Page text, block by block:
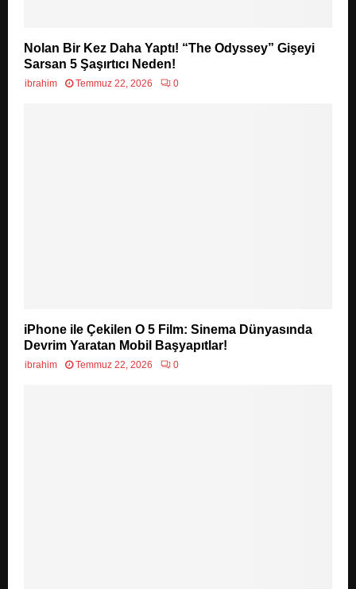
Nolan Bir Kez Daha Yaptı! “The Odyssey” Gişeyi
Sarsan 5 Şaşırtıcı Neden!
ibrahim Temmuz 22, 2026 0
iPhone ile Çekilen O 5 Film: Sinema Dünyasında
Devrim Yaratan Mobil Başyapıtlar!
ibrahim Temmuz 22, 2026 0